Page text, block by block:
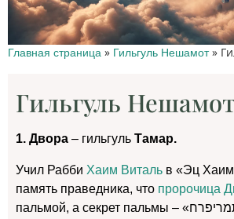
Главная страница » Гильгуль Нешамот»
Гильгуль
1. Двора – гильгуль Тамар.
Учил Рабби Хаим Виталь в «Эц
память праведника, что пророчица
пальмой, а секрет пальмы – «צדיק כתמריפרח» –